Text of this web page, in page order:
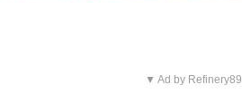
▼ Ad by Refinery89